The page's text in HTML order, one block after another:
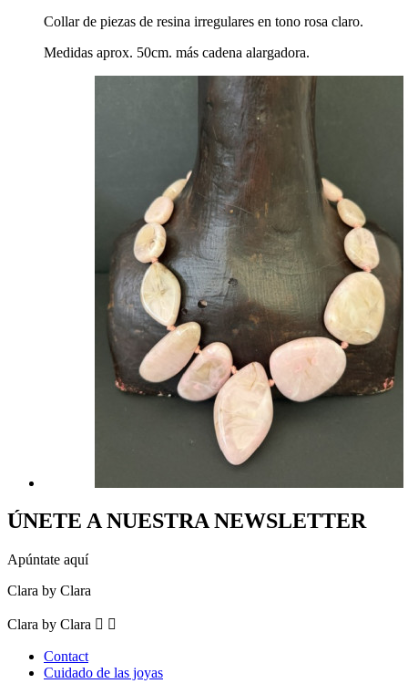
Collar de piezas de resina irregulares en tono rosa claro.
Medidas aprox. 50cm. más cadena alargadora.
ÚNETE A NUESTRA NEWSLETTER
Apúntate aquí
Clara by Clara
Clara by Clara  
Contact
Cuidado de las joyas